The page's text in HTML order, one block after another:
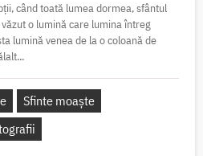
când toată lumea dormea, sfântul
o lumină care lumina întreg
lumină venea de la o coloană de
Sfinte moaște